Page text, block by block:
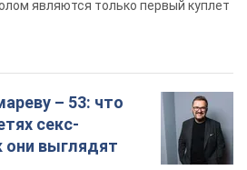
являются только первый куплет
– 53: что
секс-
они выглядят